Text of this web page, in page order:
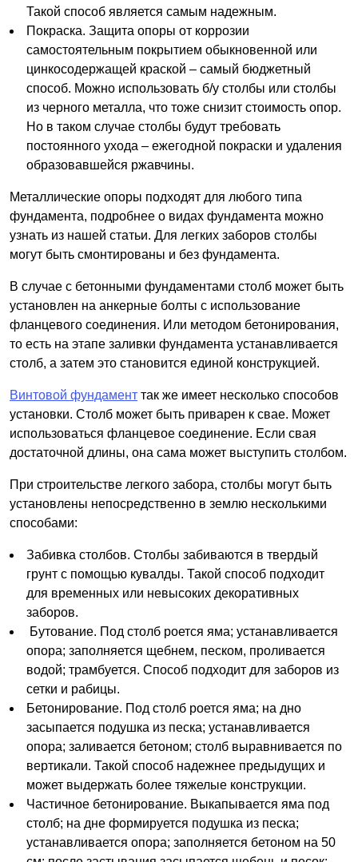
Такой способ является самым надежным.
Покраска. Защита опоры от коррозии
самостоятельным покрытием обыкновенной или
цинкосодержащей краской – самый бюджетный
способ. Можно использовать б/у столбы или столбы
из черного металла, что тоже снизит стоимость опор.
Но в таком случае столбы будут требовать
постоянного ухода – ежегодной покраски и удаления
образовавшейся ржавчины.
Металлические опоры подходят для любого типа
фундамента, подробнее о видах фундамента можно
узнать из нашей статьи. Для легких заборов столбы
могут быть смонтированы и без фундамента.
В случае с бетонными фундаментами столб может быть
установлен на анкерные болты с использование
фланцевого соединения. Или методом бетонирования,
то есть на этапе заливки фундамента устанавливается
столб, а затем это становится единой конструкцией.
Винтовой фундамент так же имеет несколько способов
установки. Столб может быть приварен к свае. Может
использоваться фланцевое соединение. Если свая
достаточной длины, она сама может выступить столбом.
При строительстве легкого забора, столбы могут быть
установлены непосредственно в землю несколькими
способами:
Забивка столбов. Столбы забиваются в твердый
грунт с помощью кувалды. Такой способ подходит
для временных или невысоких декоративных
заборов.
Бутование. Под столб роется яма; устанавливается
опора; заполняется щебнем, песком, проливается
водой; трамбуется. Способ подходит для заборов из
сетки и рабицы.
Бетонирование. Под столб роется яма; на дно
засыпается подушка из песка; устанавливается
опора; заливается бетоном; столб выравнивается по
вертикали. Такой способ надежнее предыдущих и
может выдержать более тяжелые конструкции.
Частичное бетонирование. Выкапывается яма под
столб; на дне формируется подушка из песка;
устанавливается опора; заполняется бетоном на 50